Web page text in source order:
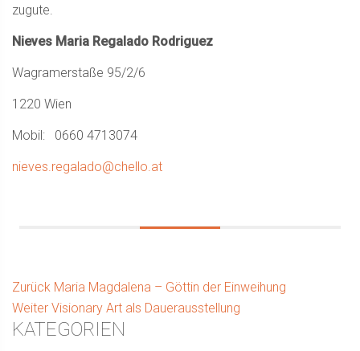
zugute.
Nieves Maria Regalado Rodriguez
Wagramerstaße 95/2/6
1220 Wien
Mobil: 0660 4713074
nieves.regalado@chello.at
Beitragsnavigation
Zurück Vorhergehender
Beitrag:
Maria Magdalena – Göttin der Einweihung
Weiter Nächster
Beitrag:
Visionary Art als Dauerausstellung
Seitenleiste
KATEGORIEN